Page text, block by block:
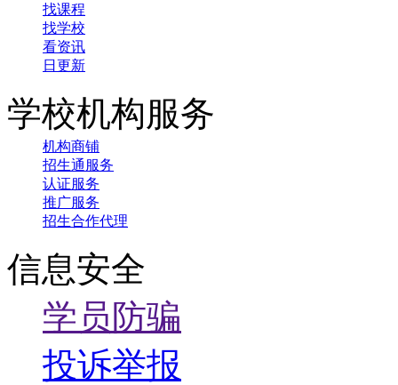
找课程
找学校
看资讯
日更新
学校机构服务
机构商铺
招生通服务
认证服务
推广服务
招生合作代理
信息安全
学员防骗
投诉举报